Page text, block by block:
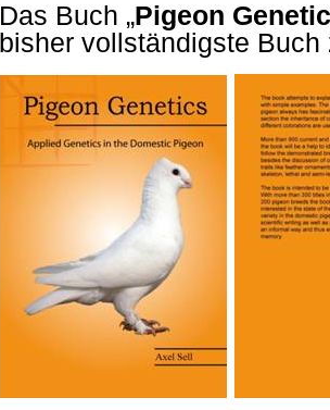
Das Buch „Pigeon
bisher vollständigste